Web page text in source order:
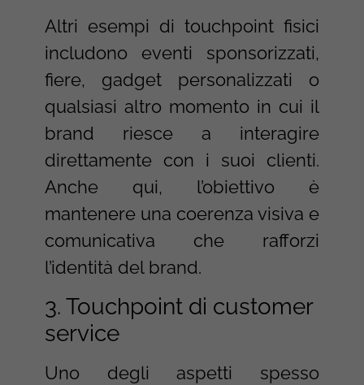
Altri esempi di touchpoint fisici
includono eventi sponsorizzati,
fiere, gadget personalizzati o
qualsiasi altro momento in cui il
brand riesce a interagire
direttamente con i suoi clienti.
Anche qui, l’obiettivo è
mantenere una coerenza visiva e
comunicativa che rafforzi
l’identità del brand.
3. Touchpoint di customer
service
Uno degli aspetti spesso